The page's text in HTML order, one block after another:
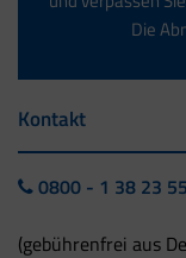
Die
Kontakt
0800 - 1 38 23 55
(gebührenfrei aus